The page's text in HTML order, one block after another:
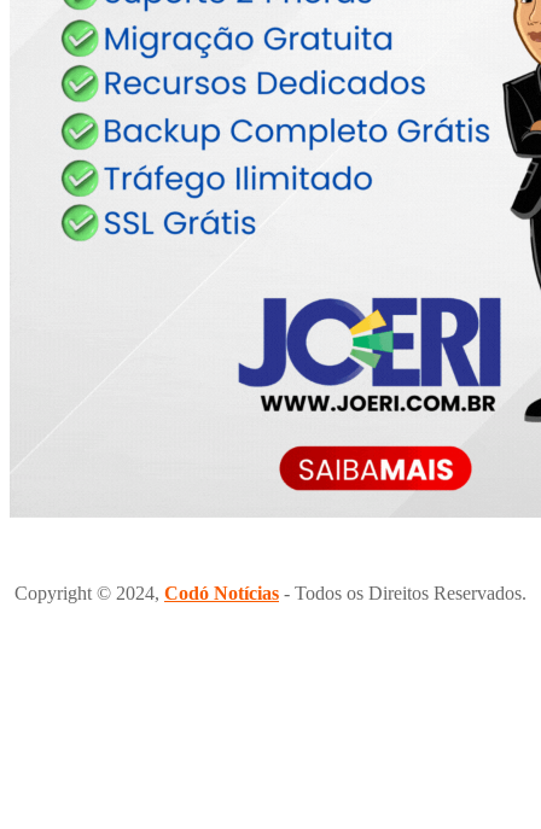
Copyright © 2024, Codó Notícias - Todos os Direitos Reservados.